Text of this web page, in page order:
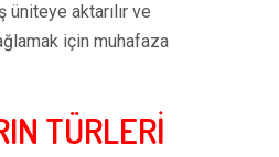
üniteye aktarılır ve
için muhafaza
TÜRLERİ